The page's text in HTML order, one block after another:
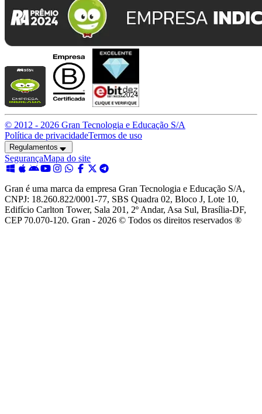
© 2012 - 2026 Gran Tecnologia e Educação S/A
Política de privacidadeTermos de uso
Regulamentos
SegurançaMapa do site
Gran é uma marca da empresa Gran Tecnologia e Educação S/A,
CNPJ: 18.260.822/0001-77, SBS Quadra 02, Bloco J, Lote 10,
Edifício Carlton Tower, Sala 201, 2º Andar, Asa Sul, Brasília-DF,
CEP 70.070-120. Gran - 2026 © Todos os direitos reservados ®